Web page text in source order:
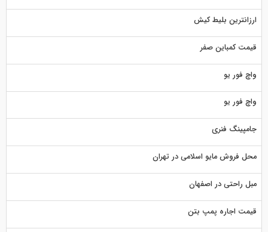
ارزانترین بلیط کیش
قیمت کمباین صفر
واچ فور یو
واچ فور یو
جامپینگ فنری
محل فروش مایو اسلامی در تهران
مبل راحتی در اصفهان
قیمت اجاره پمپ بتن